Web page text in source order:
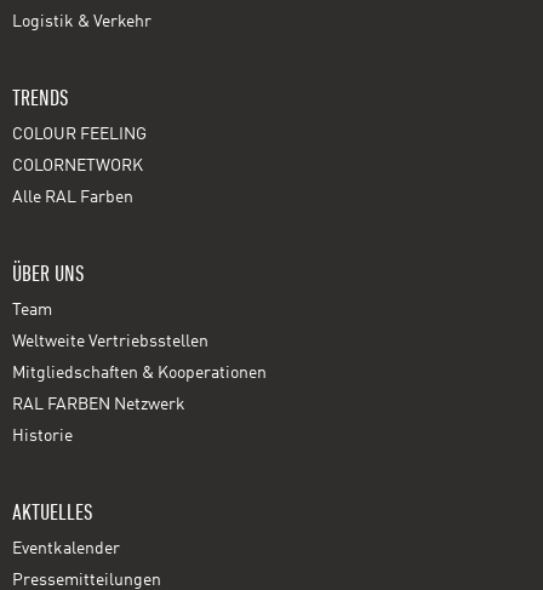
Logistik & Verkehr
TRENDS
COLOUR FEELING
COLORNETWORK
Alle RAL Farben
ÜBER UNS
Team
Weltweite Vertriebsstellen
Mitgliedschaften & Kooperationen
RAL FARBEN Netzwerk
Historie
AKTUELLES
Eventkalender
Pressemitteilungen